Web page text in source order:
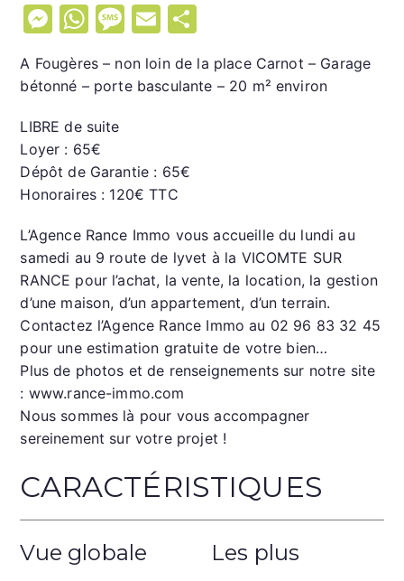
M
s
e
n
g
W
at
s
A
p
p
M
s
g
e
E
ai ta
A Fougères – non loin de la place Carnot – Garage
bétonné – porte basculante – 20 m² environ
LIBRE de suite
Loyer : 65€
Dépôt de Garantie : 65€
Honoraires : 120€ TTC
L’Agence Rance Immo vous accueille du lundi au
samedi au 9 route de lyvet à la VICOMTE SUR
RANCE pour l’achat, la vente, la location, la gestion
d’une maison, d’un appartement, d’un terrain.
Contactez l’Agence Rance Immo au 02 96 83 32 45
pour une estimation gratuite de votre bien…
Plus de photos et de renseignements sur notre site
: www.rance-immo.com
Nous sommes là pour vous accompagner
sereinement sur votre projet !
CARACTÉRISTIQUES
Vue globale Les plus